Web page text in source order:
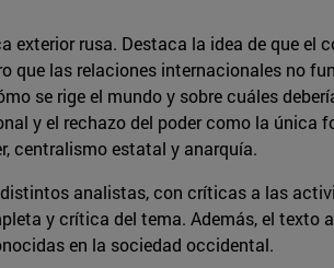
exterior rusa. Destaca la idea de que
que las relaciones internacionales no
se rige el mundo y sobre cuáles
y el rechazo del poder como la única
centralismo estatal y anarquía.
analistas, con críticas a las
y crítica del tema. Además, el texto
en la sociedad occidental.